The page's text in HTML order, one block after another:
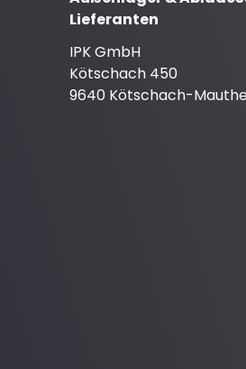
Lieferanten
IPK GmbH
Kötschach 450
9640 Kötschach-